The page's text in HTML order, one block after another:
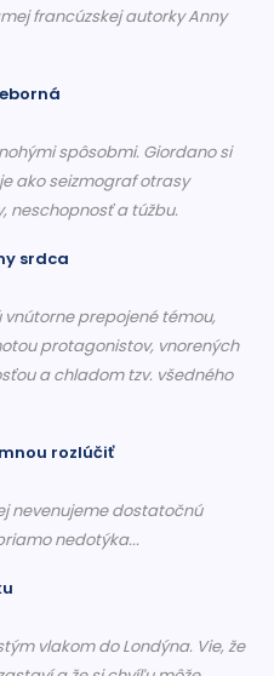
francúzskej autorky Anny
spôsobmi. Giordano si
ako seizmograf otrasy
neschopnosť a túžbu.
srdca
vnútorne prepojené témou,
protagonistov, vnorených
a chladom tzv. všedného
rozlúčiť
nevenujeme dostatočnú
nedotýka...
vlakom do Londýna. Vie, že